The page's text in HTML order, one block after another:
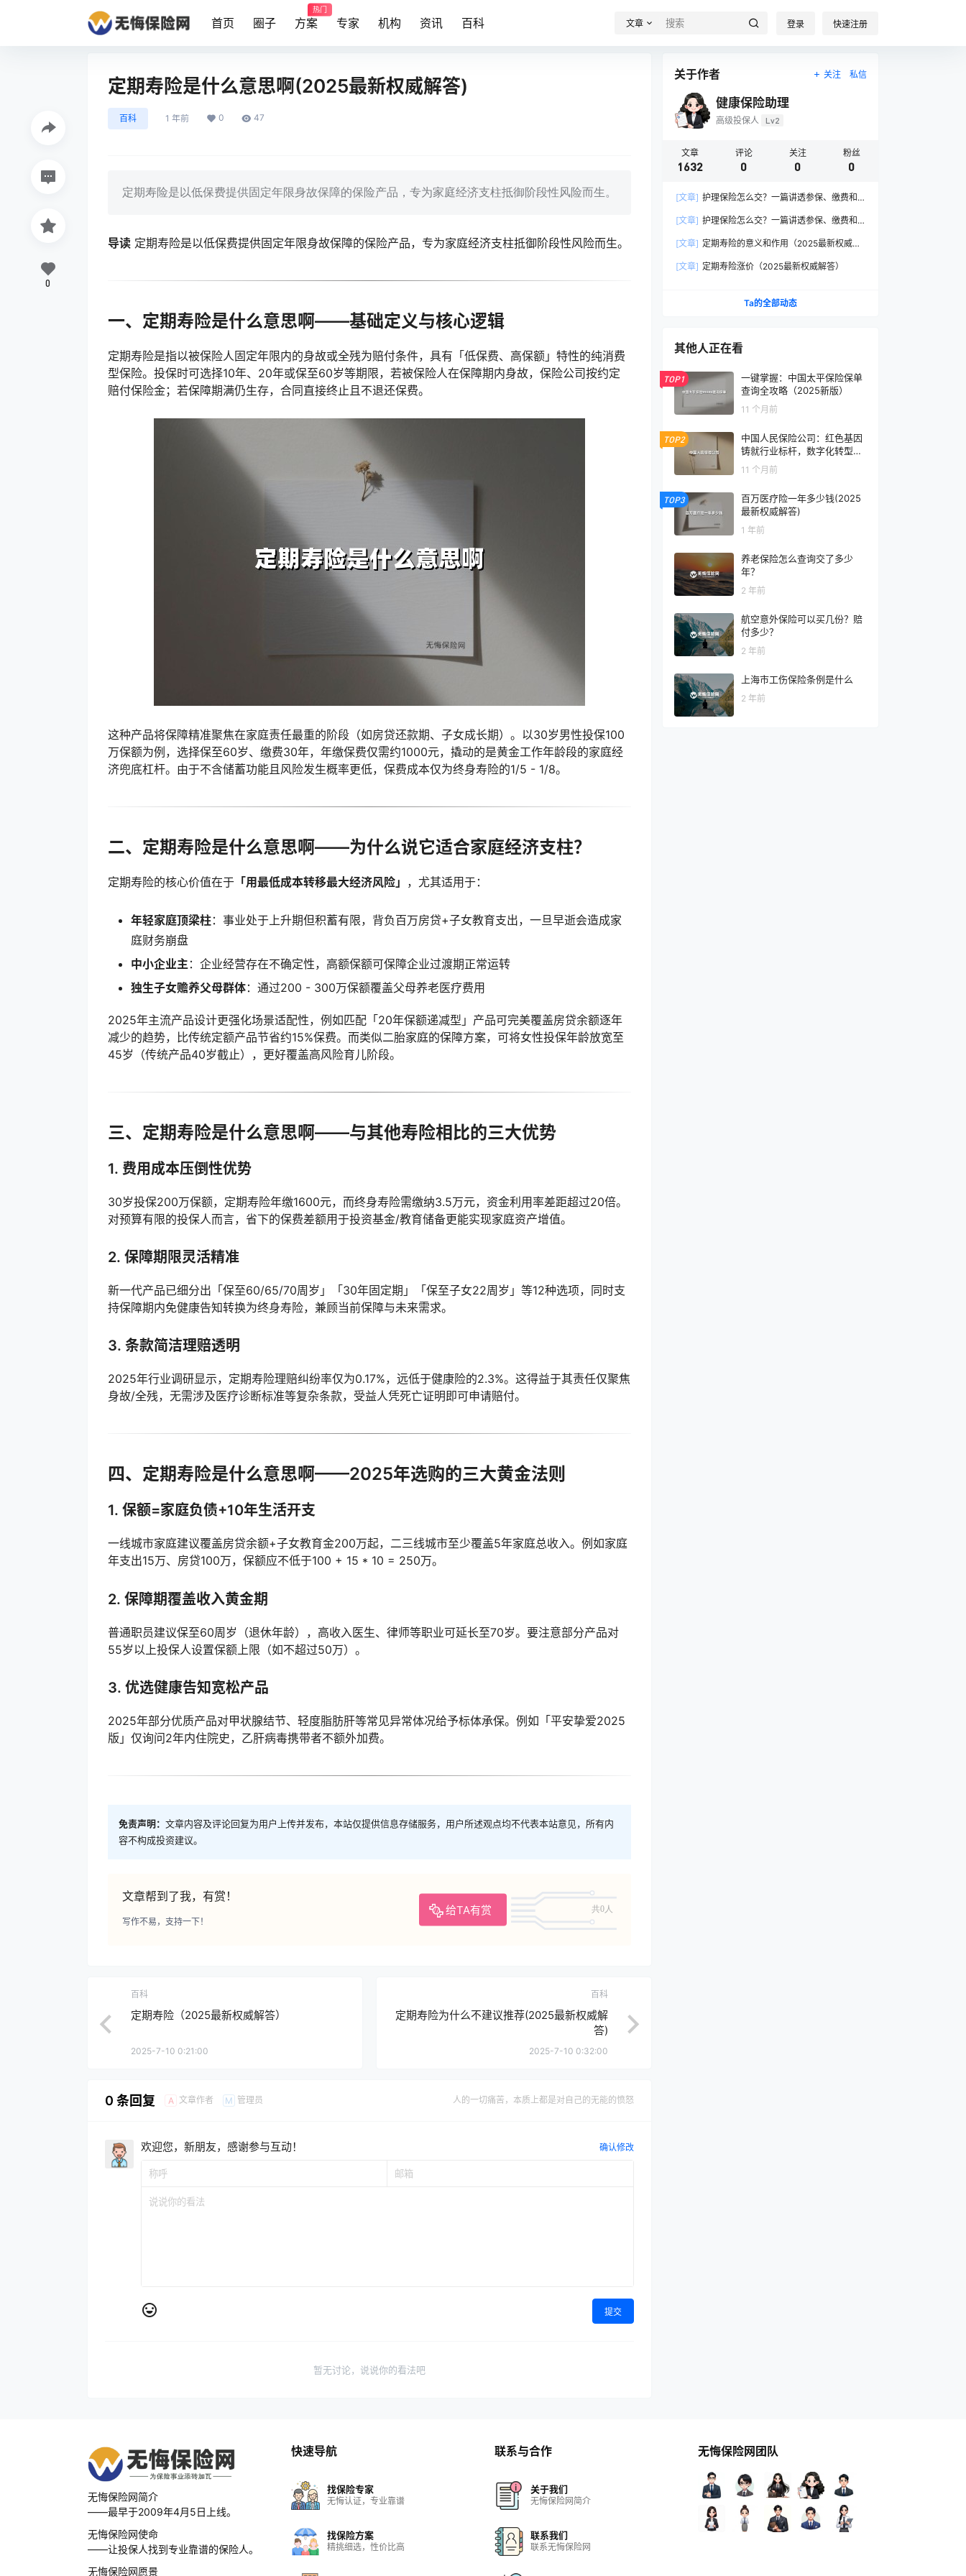
首页 圈子 方案
热门
专家 机构 资讯 百科 文章 登录 快速注册
定期寿险是什么意思啊(2025最新权威解答)
百科 1 年前 0 47
定期寿险是以低保费提供固定年限身故保障的保险产品，专为家庭经济支柱抵御阶段性风险而生。
导读 定期寿险是以低保费提供固定年限身故保障的保险产品，专为家庭经济支柱抵御阶段性风险而生。
一、定期寿险是什么意思啊——基础定义与核心逻辑
定期寿险是指以被保险人固定年限内的身故或全残为赔付条件，具有「低保费、高保额」特性的纯消费
型保险。投保时可选择10年、20年或保至60岁等期限，若被保险人在保障期内身故，保险公司按约定
赔付保险金；若保障期满仍生存，合同直接终止且不退还保费。
这种产品将保障精准聚焦在家庭责任最重的阶段（如房贷还款期、子女成长期）。以30岁男性投保100
万保额为例，选择保至60岁、缴费30年，年缴保费仅需约1000元，撬动的是黄金工作年龄段的家庭经
济兜底杠杆。由于不含储蓄功能且风险发生概率更低，保费成本仅为终身寿险的1/5 - 1/8。
二、定期寿险是什么意思啊——为什么说它适合家庭经济支柱？
定期寿险的核心价值在于 「用最低成本转移最大经济风险」 ，尤其适用于：
年轻家庭顶梁柱：事业处于上升期但积蓄有限，背负百万房贷+子女教育支出，一旦早逝会造成家
庭财务崩盘
中小企业主 ：企业经营存在不确定性，高额保额可保障企业过渡期正常运转
独生子女赡养父母群体：通过200 - 300万保额覆盖父母养老医疗费用
2025年主流产品设计更强化场景适配性，例如匹配「20年保额递减型」产品可完美覆盖房贷余额逐年
减少的趋势，比传统定额产品节省约15%保费。而类似二胎家庭的保障方案，可将女性投保年龄放宽至
45岁（传统产品40岁截止），更好覆盖高风险育儿阶段。
三、定期寿险是什么意思啊——与其他寿险相比的三大优势
1. 费用成本压倒性优势
30岁投保200万保额，定期寿险年缴1600元，而终身寿险需缴纳3.5万元，资金利用率差距超过20倍。
对预算有限的投保人而言，省下的保费差额用于投资基金/教育储备更能实现家庭资产增值。
2. 保障期限灵活精准
新一代产品已细分出「保至60/65/70周岁」「30年固定期」「保至子女22周岁」等12种选项，同时支
持保障期内免健康告知转换为终身寿险，兼顾当前保障与未来需求。
3. 条款简洁理赔透明
2025年行业调研显示，定期寿险理赔纠纷率仅为0.17%，远低于健康险的2.3%。这得益于其责任仅聚焦
身故/全残，无需涉及医疗诊断标准等复杂条款，受益人凭死亡证明即可申请赔付。
四、定期寿险是什么意思啊——2025年选购的三大黄金法则
1. 保额=家庭负债+10年生活开支
一线城市家庭建议覆盖房贷余额+子女教育金200万起，二三线城市至少覆盖5年家庭总收入。例如家庭
年支出15万、房贷100万，保额应不低于100 + 15 * 10 = 250万。
2. 保障期覆盖收入黄金期
普通职员建议保至60周岁（退休年龄），高收入医生、律师等职业可延长至70岁。要注意部分产品对
55岁以上投保人设置保额上限（如不超过50万）。
3. 优选健康告知宽松产品
2025年部分优质产品对甲状腺结节、轻度脂肪肝等常见异常体况给予标体承保。例如「平安挚爱2025
版」仅询问2年内住院史，乙肝病毒携带者不额外加费。
免责声明： 文章内容及评论回复为用户上传并发布，本站仅提供信息存储服务，用户所述观点均不代表本站意见，所有内
容不构成投资建议。
文章帮到了我，有赏！
给TA有赏 共0人
写作不易，支持一下！
0
百科
定期寿险（2025最新权威解答）
2025-7-10 0:21:00
百科
定期寿险为什么不建议推荐(2025最新权威解
答)
2025-7-10 0:32:00
0 条回复 A 文章作者 M 管理员 人的一切痛苦，本质上都是对自己的无能的愤怒
欢迎您，新朋友，感谢参与互动！ 确认修改
提交
暂无讨论，说说你的看法吧
关于作者 关注 私信
健康保险助理
高级投保人 Lv2
文章
1632
评论
0
关注
0
粉丝
0
[文章] 护理保险怎么交？一篇讲透参保、缴费和
[文章] 护理保险怎么交？一篇讲透参保、缴费和
[文章] 定期寿险的意义和作用（2025最新权威解
[文章] 定期寿险涨价（2025最新权威解答）
Ta的全部动态
其他人正在看
TOP1
一键掌握：中国太平保险保单
查询全攻略（2025新版）
11 个月前
TOP2
中国人民保险公司：红色基因
铸就行业标杆，数字化转型再
掀新篇章
11 个月前
TOP3
百万医疗险一年多少钱(2025
最新权威解答)
1 年前
养老保险怎么查询交了多少
年？
2 年前
航空意外保险可以买几份？赔
付多少？
2 年前
上海市工伤保险条例是什么
2 年前
无悔保险网简介
——最早于2009年4月5日上线。
无悔保险网使命
——让投保人找到专业靠谱的保险人。
无悔保险网愿景
快速导航
找保险专家
无悔认证，专业靠谱
找保险方案
精挑细选，性价比高
联系与合作
关于我们
无悔保险网简介
联系我们
联系无悔保险网
无悔保险网团队